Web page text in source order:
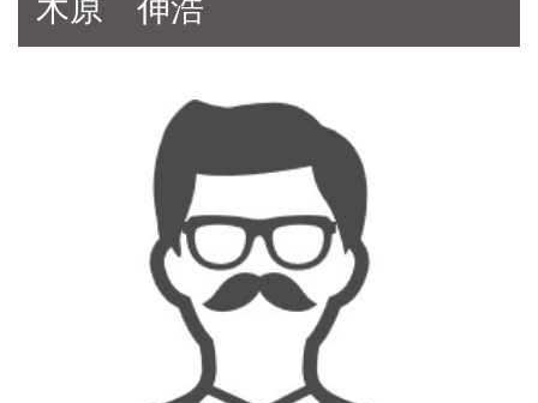
木原 伸浩